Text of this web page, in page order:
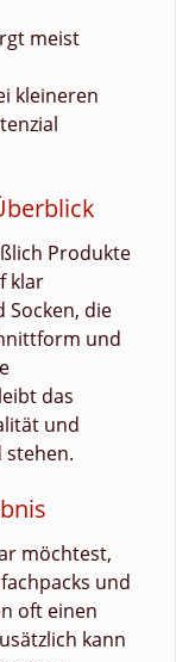
meist
kleineren
Produkte
klar
die
und
das
und
möchtest,
und
oft einen
kann